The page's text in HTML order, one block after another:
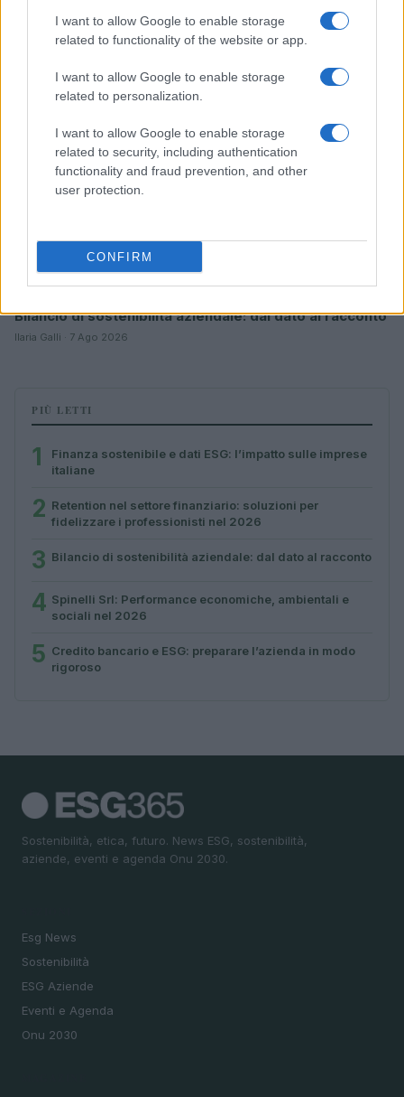
I want to allow Google to enable storage
related to functionality of the website or app.
I want to allow Google to enable storage
related to personalization.
I want to allow Google to enable storage
related to security, including authentication
functionality and fraud prevention, and other
user protection.
CONFIRM
Ilaria Galli · 7 Ago 2026
Bilancio di sostenibilità aziendale: dal dato al racconto
Ilaria Galli · 7 Ago 2026
PIÙ LETTI
1
Finanza sostenibile e dati ESG: l’impatto sulle imprese
italiane
2 Retention nel settore finanziario: soluzioni per
fidelizzare i professionisti nel 2026
3 Bilancio di sostenibilità aziendale: dal dato al racconto
4 Spinelli Srl: Performance economiche, ambientali e
sociali nel 2026
5 Credito bancario e ESG: preparare l’azienda in modo
rigoroso
Sostenibilità, etica, futuro. News ESG, sostenibilità,
aziende, eventi e agenda Onu 2030.
Esg News
Sostenibilità
ESG Aziende
Eventi e Agenda
Onu 2030